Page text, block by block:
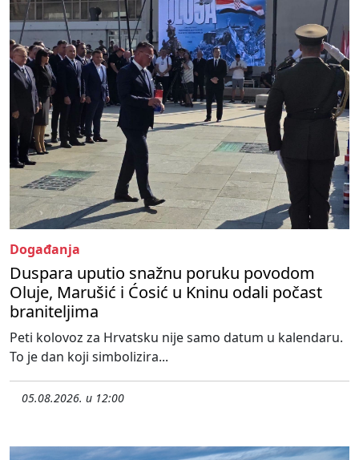
Događanja
Duspara uputio snažnu poruku povodom
Oluje, Marušić i Ćosić u Kninu odali počast
braniteljima
Peti kolovoz za Hrvatsku nije samo datum u kalendaru.
To je dan koji simbolizira...
05.08.2026. u 12:00